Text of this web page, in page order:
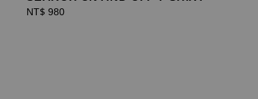
Regular
NT$ 980